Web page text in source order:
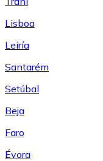
Lisboa
Leiría
Santarém
Setúbal
Beja
Faro
Évora